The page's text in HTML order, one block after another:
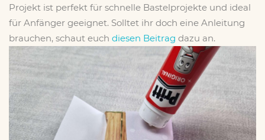
Projekt ist perfekt für schnelle Bastelprojekte und ideal
für Anfänger geeignet. Solltet ihr doch eine Anleitung
brauchen, schaut euch diesen Beitrag dazu an.